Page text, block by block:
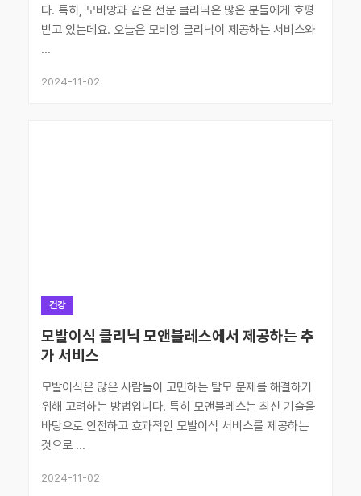
다. 특히, 모비앙과 같은 전문 클리닉은 많은 분들에게 호평
받고 있는데요. 오늘은 모비앙 클리닉이 제공하는 서비스와
...
2024-11-02
건강
모발이식 클리닉 모앤블레스에서 제공하는 추
가 서비스
모발이식은 많은 사람들이 고민하는 탈모 문제를 해결하기
위해 고려하는 방법입니다. 특히 모앤블레스는 최신 기술을
바탕으로 안전하고 효과적인 모발이식 서비스를 제공하는
것으로 ...
2024-11-02